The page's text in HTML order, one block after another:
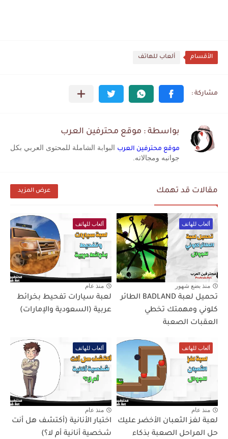
الأقسام ألعاب للهاتف
بواسطة : موقع محترفين العرب
موقع محترفين العرب البوابة الشاملة للمحتوى العربي بكل
جوانبه ومجالاته.
مقالات قد تهمك عرض المزيد
ألعاب للهاتف
منذ بضع شهور
تحميل لعبة BADLAND الطائر
كلوني ومهمتك تخطي
العقبات الصعبة
ألعاب للهاتف
منذ عام
لعبة سيارات تفحيط بخرائط
عربية (السعودية والإمارات)
ألعاب للهاتف
منذ عام
لعبة لغز الثعبان الأخضر عليك
حل المراحل الصعبة بذكاء
ألعاب للهاتف
منذ عام
اختبار الأنانية (أكتشف هل أنت
شخصية أنانية أم لا؟)